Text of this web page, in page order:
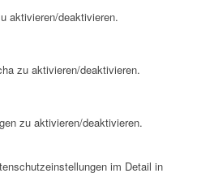
aktivieren/deaktivieren.
zu aktivieren/deaktivieren.
zu aktivieren/deaktivieren.
im Detail in